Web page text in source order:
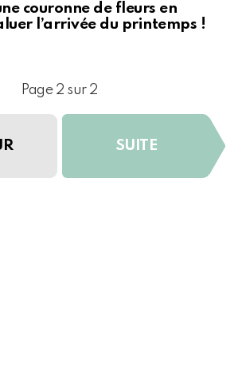
couronne de fleurs en
l’arrivée du printemps !
Page 2 sur 2
SUITE